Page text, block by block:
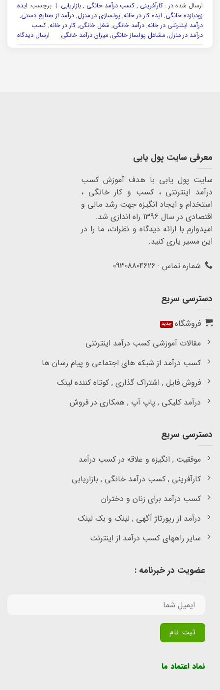
ارسال شده در : کارآفرینی , کسب درآمد خانگی , بازاریابی | برچسب: ایده
زودبازده خانگی, ایده کار در خانه, پولسازی در منزل, درآمد از صنایع دستی,
درآمد اینترنتی در خانه, درآمد خانگی, شغل خانگی, کار در خانه, کسب
درآمد در منزل, مشاغل پولساز خانگی, میزان درآمد خانگی ارسال دیدگاه
معرفی سایت پول یابی
سایت پول یابی با هدف آموزش کسب
درآمد اینترنتی ، کسب و کار خانگی ،
استخدام و ایجاد انگیزه جهت رشد مالی و
اقتصادی در سال 1396 راه اندازی شد.
امیدوارم با ارائه دیدگاه و نظرات، ما را در
این مسیر یاری کنید.
شماره تماس : 09308804626
دسترسی سریع
فروشگاه
مقالات آموزشی کسب درآمد اینترنتی
کسب درآمد از شبکه های اجتماعی و پیام رسان ها
فروش فایل , اشتراک گذاری , کوتاه کننده لینک
درآمد کلیکی , پاپ آپ , همکاری در فروش
دسترسی سریع
موفقیت , انگیزه و علاقه در کسب درآمد
کارآفرینی , کسب درآمد خانگی , بازاریابی
کسب درآمد برای زنان و دختران
درآمد از رپورتاژ آگهی , لینک و بک لینک
سایر راههای کسب درآمد از اینترنت
عضویت در خبرنامه :
نماد اعتماد ما